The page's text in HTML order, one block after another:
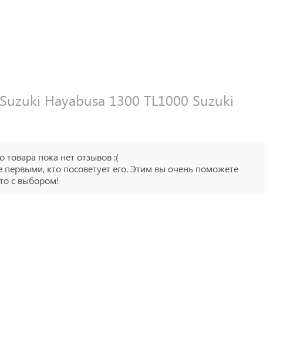
Hayabusa 1300 TL1000 Suzuki
товара пока нет отзывов :(
первыми, кто посоветует его. Этим вы очень поможете
с выбором!